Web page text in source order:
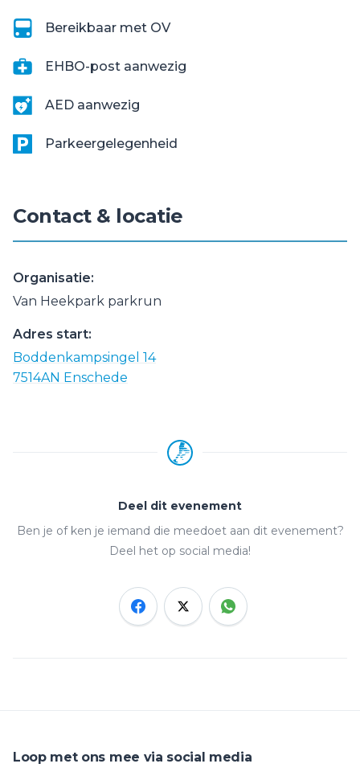
Bereikbaar met OV
EHBO-post aanwezig
AED aanwezig
Parkeergelegenheid
Contact & locatie
Organisatie:
Van Heekpark parkrun
Adres start:
Boddenkampsingel 14
7514AN Enschede
Deel dit evenement
Ben je of ken je iemand die meedoet aan dit evenement?
Deel het op social media!
Loop met ons mee via social media